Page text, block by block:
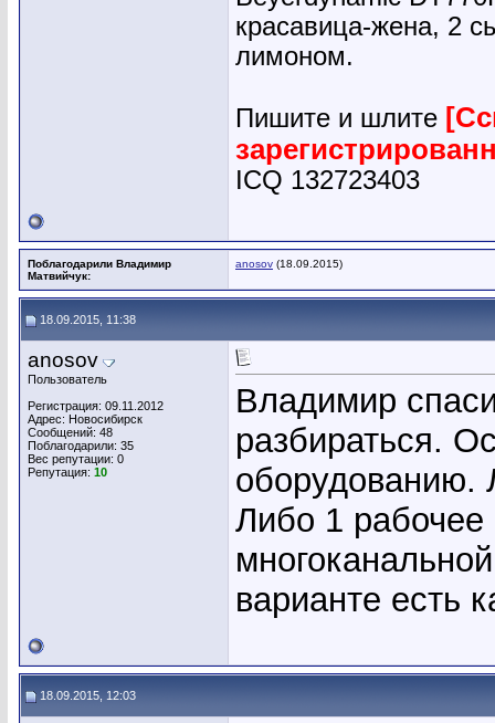
красавица-жена, 2
лимоном.
Пишите и шлите
ICQ 132723403
Поблагодарили Владимир
Матвийчук:
anosov (18.09.2015)
18.09.2015, 11:38
anosov
Пользователь
Регистрация: 09.11.2012
Адрес: Новосибирск
Сообщений: 48
Поблагодарили: 35
Вес репутации: 0
Репутация: 10
Владимир
разбираться.
оборудованию.
Либо 1 рабочее
варианте есть
18.09.2015, 12:03